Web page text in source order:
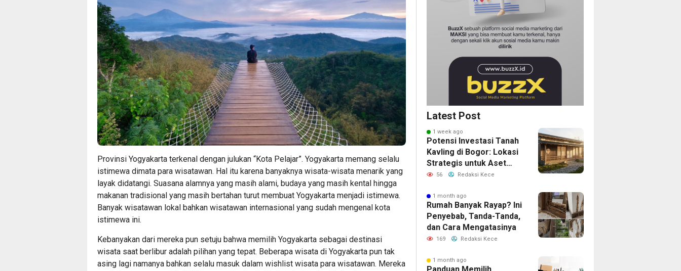
Provinsi Yogyakarta terkenal dengan julukan “Kota Pelajar”. Yogyakarta memang selalu
istimewa dimata para wisatawan. Hal itu karena banyaknya wisata-wisata menarik yang
layak didatangi. Suasana alamnya yang masih alami, budaya yang masih kental hingga
makanan tradisional yang masih bertahan turut membuat Yogyakarta menjadi istimewa.
Banyak wisatawan lokal bahkan wisatawan internasional yang sudah mengenal kota
istimewa ini.
Kebanyakan dari mereka pun setuju bahwa memilih Yogyakarta sebagai destinasi
wisata saat berlibur adalah pilihan yang tepat. Beberapa wisata di Yogyakarta pun tak
asing lagi namanya bahkan selalu masuk dalam wishlist wisata para wisatawan. Mereka
Latest Post
1 week ago
Potensi Investasi Tanah
Kavling di Bogor: Lokasi
Strategis untuk Aset
Masa Depan
56 Redaksi Kece
1 month ago
Rumah Banyak Rayap? Ini
Penyebab, Tanda-Tanda,
dan Cara Mengatasinya
169 Redaksi Kece
1 month ago